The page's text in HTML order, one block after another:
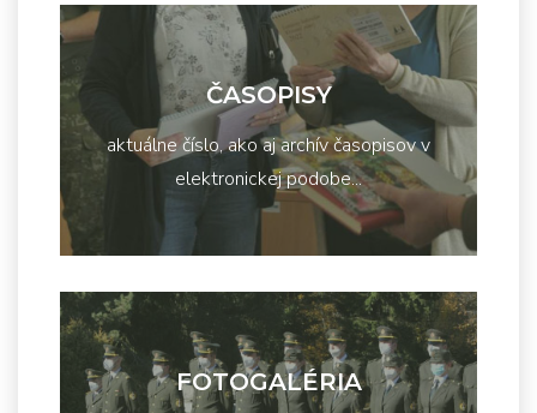
ČASOPISY
aktuálne číslo, ako aj archív časopisov v
elektronickej podobe...
FOTOGALÉRIA